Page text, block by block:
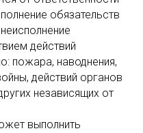
обязательств
действий
пожара, наводнения,
действий органов
независящих от
выполнить